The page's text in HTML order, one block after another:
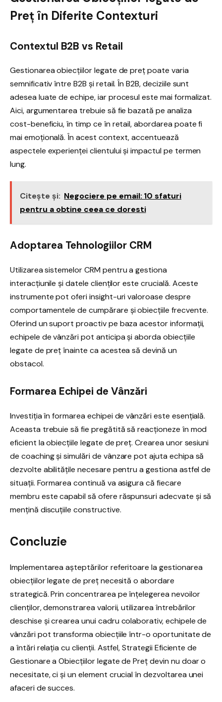
Preț în Diferite Contexturi
Contextul B2B vs Retail
Gestionarea obiecțiilor legate de preț poate varia
semnificativ între B2B și retail. În B2B, deciziile sunt
adesea luate de echipe, iar procesul este mai formalizat.
Aici, argumentarea trebuie să fie bazată pe analiza
cost-beneficiu, în timp ce în retail, abordarea poate fi
mai emoțională. În acest context, accentuează
aspectele experienței clientului și impactul pe termen
lung.
Citește și: Negociere pe email: 10 sfaturi
pentru a obtine ceea ce doresti
Adoptarea Tehnologiilor CRM
Utilizarea sistemelor CRM pentru a gestiona
interacțiunile și datele clienților este crucială. Aceste
instrumente pot oferi insight-uri valoroase despre
comportamentele de cumpărare și obiecțiile frecvente.
Oferind un suport proactiv pe baza acestor informații,
echipele de vânzări pot anticipa și aborda obiecțiile
legate de preț înainte ca acestea să devină un
obstacol.
Formarea Echipei de Vânzări
Investiția în formarea echipei de vânzări este esențială.
Aceasta trebuie să fie pregătită să reacționeze în mod
eficient la obiecțiile legate de preț. Crearea unor sesiuni
de coaching și simulări de vânzare pot ajuta echipa să
dezvolte abilitățile necesare pentru a gestiona astfel de
situații. Formarea continuă va asigura că fiecare
membru este capabil să ofere răspunsuri adecvate și să
mențină discuțiile constructive.
Concluzie
Implementarea aşteptărilor referitoare la gestionarea
obiecțiilor legate de preț necesită o abordare
strategică. Prin concentrarea pe înțelegerea nevoilor
clienților, demonstrarea valorii, utilizarea întrebărilor
deschise și crearea unui cadru colaborativ, echipele de
vânzări pot transforma obiecțiile într-o oportunitate de
a întări relația cu clienții. Astfel, Strategii Eficiente de
Gestionare a Obiecțiilor legate de Preț devin nu doar o
necesitate, ci și un element crucial în dezvoltarea unei
afaceri de succes.